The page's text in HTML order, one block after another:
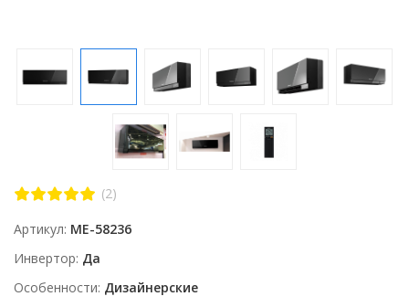
(2)
Артикул ME-58236
Инвертор Да
Особенности Дизайнерские